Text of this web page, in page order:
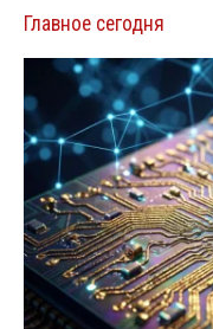
Главное сегодня